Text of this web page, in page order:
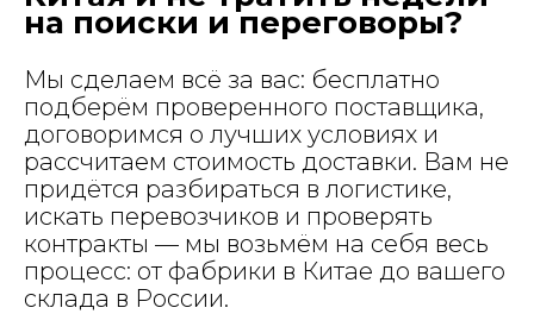
на поиски и переговоры?
Мы сделаем всё за вас: бесплатно
подберём проверенного поставщика,
договоримся о лучших условиях и
рассчитаем стоимость доставки. Вам не
придётся разбираться в логистике,
искать перевозчиков и проверять
контракты — мы возьмём на себя весь
процесс: от фабрики в Китае до вашего
склада в России.